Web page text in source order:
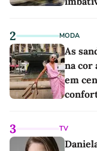
2 MODA
As
na cor
em
3 TV